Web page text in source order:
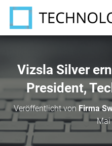
Vizsla Silver
President,
Veröffentlicht von Firma
Mai